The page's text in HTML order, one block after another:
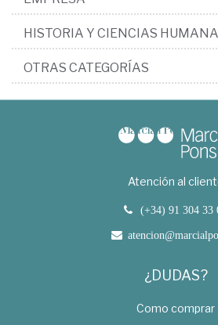
HISTORIA Y CIENCIAS
OTRAS CATEGORÍAS
Atención al
(+34) 91 304 33
¿DUDAS?
Como comprar